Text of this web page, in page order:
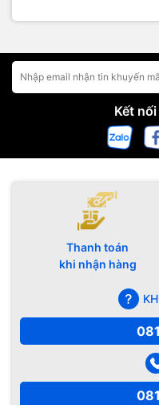
Kết
Thanh toán
khi nhận hàng